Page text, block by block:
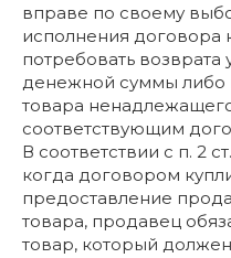
вправе по своему
исполнения договора
потребовать возврата
денежной суммы либо
товара
соответствующим
В соответствии с п. 2
когда договором
предоставление
товара, продавец
товар, который должен